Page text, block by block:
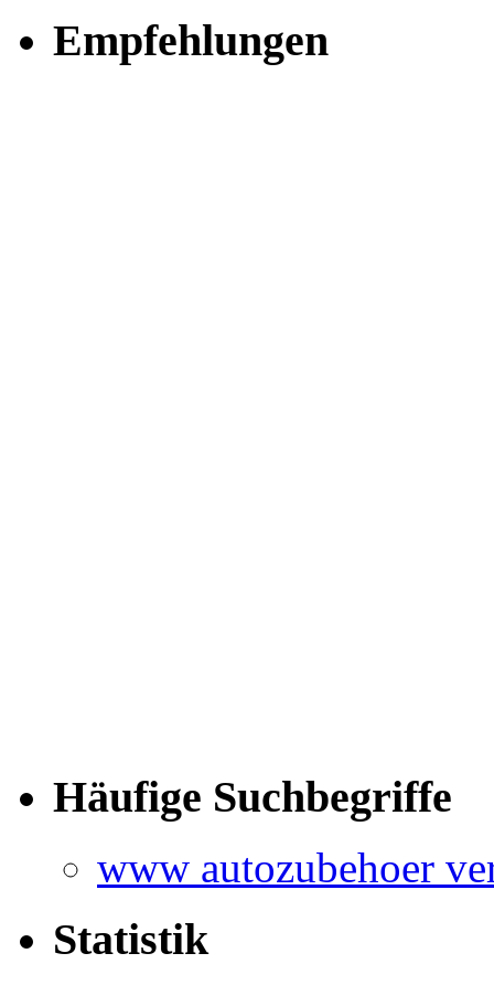
Empfehlungen
Häufige Suchbegriffe
www autozubehoer
Statistik